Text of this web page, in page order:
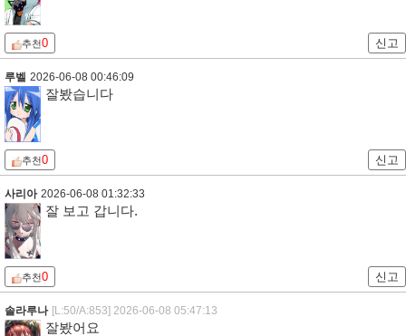
추천0 신고
루벨 2026-06-08 00:46:09
잘봤습니다
추천0 신고
사리아 2026-06-08 01:32:33
잘 보고 갑니다.
추천0 신고
솔라루나 [L:50/A:853] 2026-06-08 05:47:13
잘봤어요